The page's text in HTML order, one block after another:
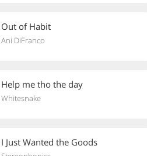
Out of Habit
Ani DiFranco
Help me tho the day
Whitesnake
I Just Wanted the Goods